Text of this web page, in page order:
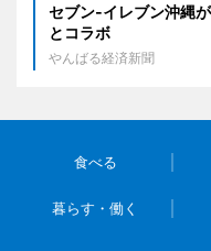
セブン‐イレブン沖縄
とコラボ
やんばる経済新聞
食べる
暮らす・働く